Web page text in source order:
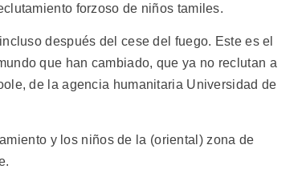
forzoso de niños tamiles.
después del cese del fuego. Este es el
que han cambiado, que ya no reclutan a
de la agencia humanitaria Universidad de
y los niños de la (oriental) zona de